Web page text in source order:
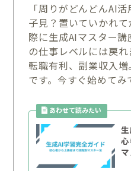
「周りがどんどんAI
子見？置いていかれ
際に生成AIマスター
の仕事レベルには戻れ
転職有利、副業収入
です。今すぐ始めてみ